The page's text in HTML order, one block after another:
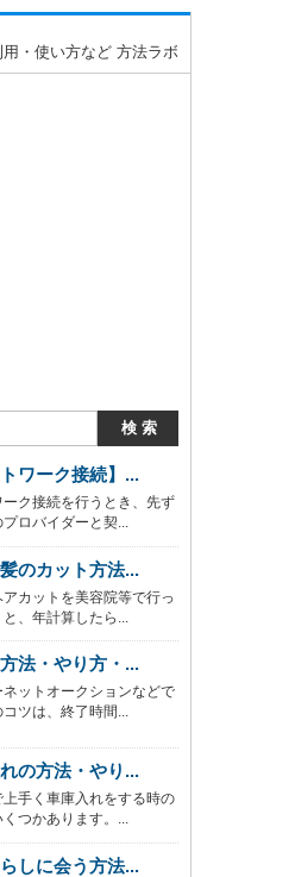
・使い方など 方法ラボ
トワーク接続】...
ーク接続を行うとき、先ず
ロバイダーと契...
のカット方法...
カットを美容院等で行っ
、年計算したら...
法・やり方・...
ネットオークションなどで
ツは、終了時間...
の方法・やり...
上手く車庫入れをする時の
くつかあります。...
しに会う方法...